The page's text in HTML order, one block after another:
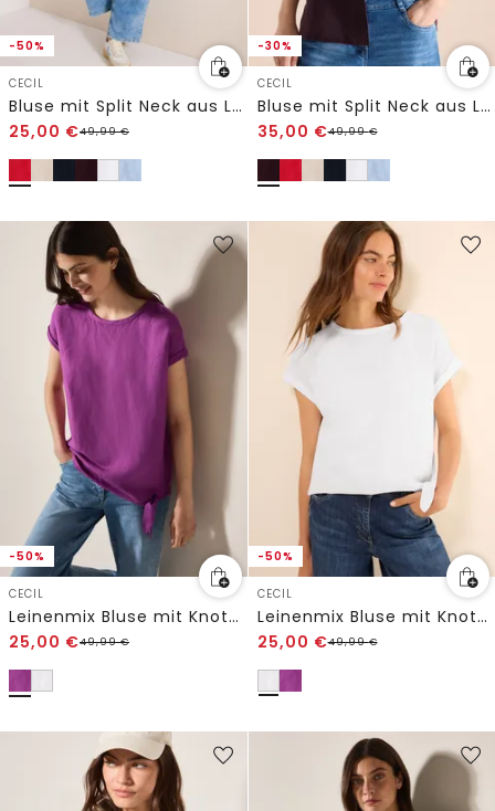
-50%
CECIL
Bluse mit Split Neck aus Leinenmix
25,00 €49,99€
-30%
CECIL
Bluse mit Split Neck aus Leinenmix
35,00 €49,99€
-50%
CECIL
Leinenmix Bluse mit Knoten
25,00 €49,99€
-50%
CECIL
Leinenmix Bluse mit Knoten
25,00 €49,99€